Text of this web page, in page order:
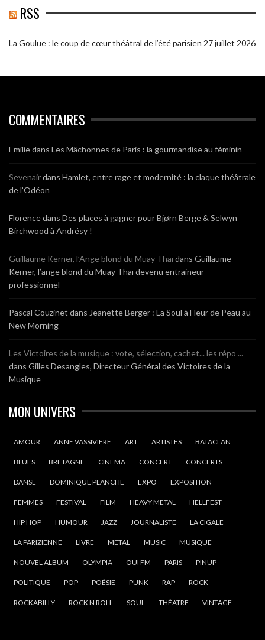
RSS
La Goulue : le coup de cœur théâtral de l’été parisien 27 juillet 2026
COMMENTAIRES
Emiliedans Les Mâchonnes de Paris : la gourmandise au féminin
Sevenairdans Hamlet, entre rage et modernité : la claque théâtrale
de l’Odéon
Florencedans Des places à gagner pour Bjørn Berge & Selwyn
Birchwood à Andrésy !
Guillaume Kerner, l’Ange blond du Muay Thaïdans Guillaume
Kerner, l’ange blond du Muay Thaï devenu entraineur
professionnel
Pascal Couzinet dans Jeanette Berger : La Soul à Fleur de Peau au
New Morning
Les Victoires de la musique : vote, sélection, cachet... les répo ...
dans Gilles Desangles, Directeur Général des Victoires de la
Musique
MON UNIVERS
AMOUR ANNE VASSIVIERE ART ARTISTES BATACLAN
BLUES BRETAGNE CINEMA CONCERT CONCERTS
DANSE DOMINIQUE PLANCHE EXPO EXPOSITION
FEMMES FESTIVAL FILM HEAVY METAL HELLFEST
HIP HOP HUMOUR JAZZ JOURNALISTE LA CIGALE
LA PARIZIENNE LIVRE METAL MUSIC MUSIQUE
NOUVEL ALBUM OLYMPIA OUI FM PARIS PINUP
POLITIQUE POP POÉSIE PUNK RAP ROCK
ROCKABILLY ROCK N ROLL SOUL THÉATRE VINTAGE